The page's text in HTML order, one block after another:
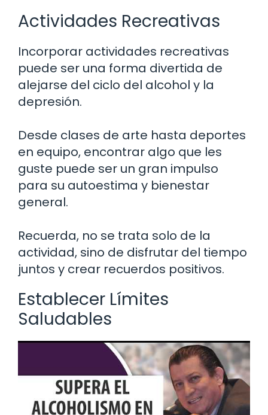
Actividades Recreativas
Incorporar actividades recreativas
puede ser una forma divertida de
alejarse del ciclo del alcohol y la
depresión.
Desde clases de arte hasta deportes
en equipo, encontrar algo que les
guste puede ser un gran impulso
para su autoestima y bienestar
general.
Recuerda, no se trata solo de la
actividad, sino de disfrutar del tiempo
juntos y crear recuerdos positivos.
Establecer Límites
Saludables